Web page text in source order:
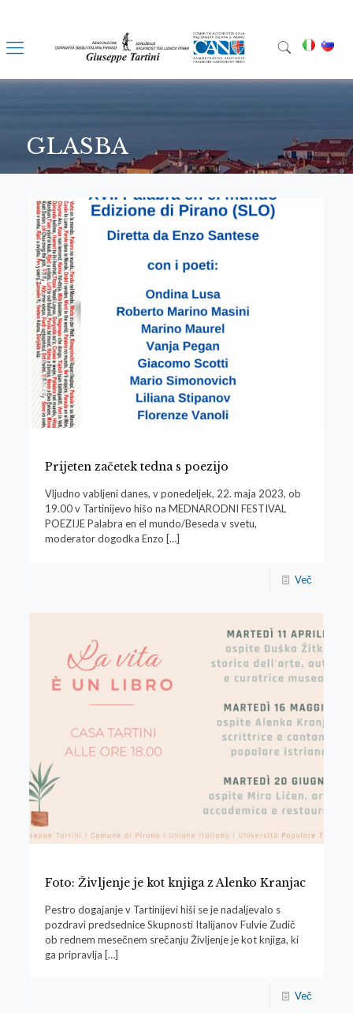
GLASBA
Prijeten začetek tedna s poezijo
Vljudno vabljeni danes, v ponedeljek, 22. maja 2023, ob
19.00 v Tartinijevo hišo na MEDNARODNI FESTIVAL
POEZIJE Palabra en el mundo/Beseda v svetu,
moderator dogodka Enzo […]
Več
Foto: Življenje je kot knjiga z Alenko Kranjac
Pestro dogajanje v Tartinijevi hiši se je nadaljevalo s
pozdravi predsednice Skupnosti Italijanov Fulvie Zudič
ob rednem mesečnem srečanju Življenje je kot knjiga, ki
ga pripravlja […]
Več